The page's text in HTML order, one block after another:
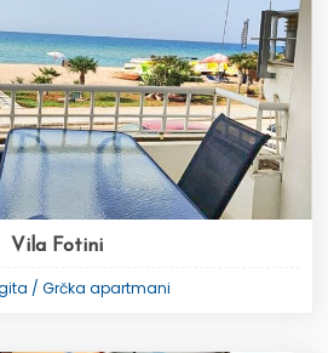
Vila Fotini
/ Grčka apartmani